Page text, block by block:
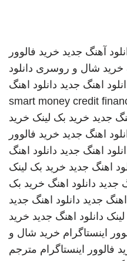
آهنگ جدید خرید فالوور
خرید شال و روسری دانلود
اهنگ جدید دانلود اهنگ
smart money credit
جدید خرید بک لینک خرید
اهنگ جدید خرید فالوور
اهنگ جدید دانلود اهنگ
اهنگ جدید خرید بک لینک
جدید دانلود اهنگ خرید بک
اهنگ جدید دانلود اهنگ جدید
دانلود اهنگ جدید خرید
اینستاگرام خرید شال و
فالوور اینستاگرام مترجم